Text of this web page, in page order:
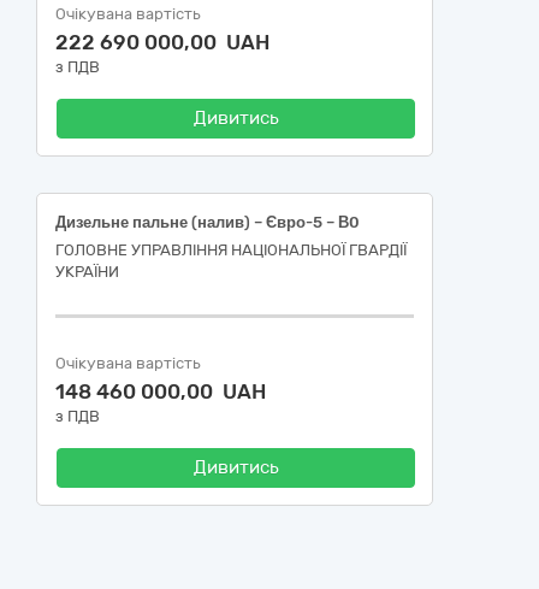
Очікувана вартість
222 690 000,00 UAH
з ПДВ
Дивитись
Дизельне пальне (налив) – Євро-5 – В0
ГОЛОВНЕ УПРАВЛІННЯ НАЦІОНАЛЬНОЇ ГВАРДІЇ
УКРАЇНИ
Очікувана вартість
148 460 000,00 UAH
з ПДВ
Дивитись